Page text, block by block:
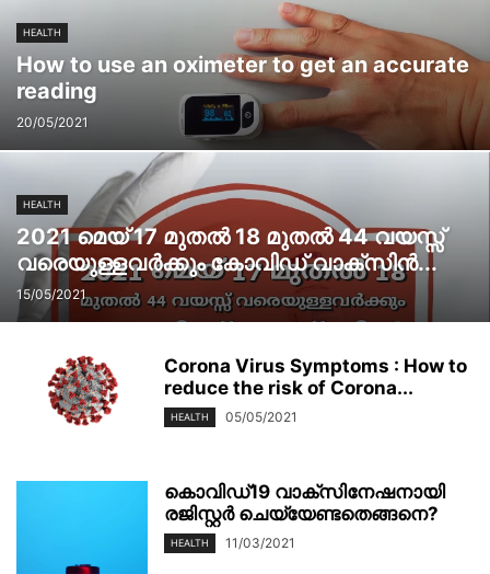
HEALTH
How to use an oximeter to get an accurate
reading
20/05/2021
HEALTH
2021 മെയ് 17 മുതൽ 18 മുതൽ 44 വയസ്സ്
വരെയുള്ളവർക്കും കോവിഡ് വാക്സിൻ...
15/05/2021
Corona Virus Symptoms : How to
reduce the risk of Corona...
HEALTH 05/05/2021
കൊവിഡ്19 വാക്സിനേഷനായി
രജിസ്റ്റർ ചെയ്യേണ്ടതെങ്ങനെ?
HEALTH 11/03/2021